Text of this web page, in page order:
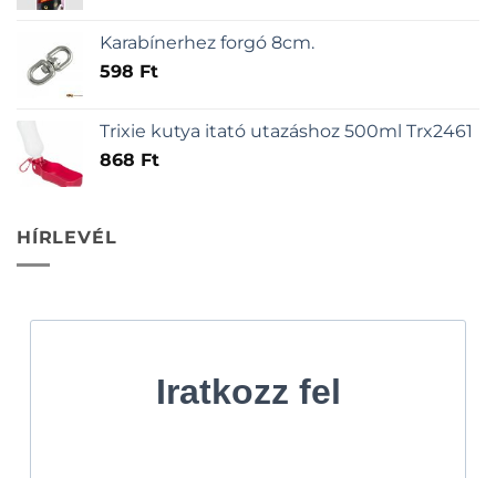
Karabínerhez forgó 8cm.
598 Ft
Trixie kutya itató utazáshoz 500ml Trx2461
868 Ft
HÍRLEVÉL
Iratkozz fel